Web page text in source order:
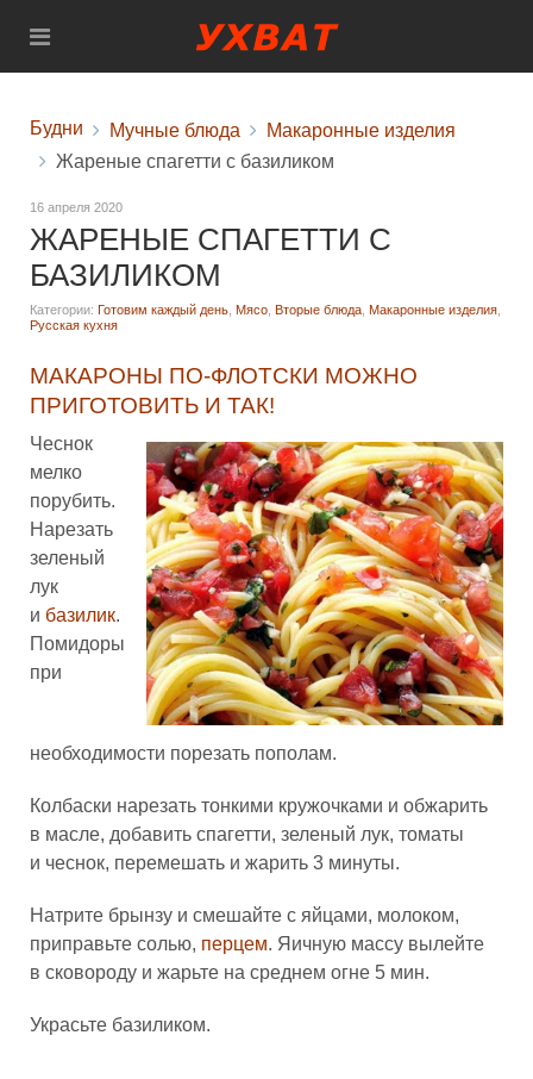
Будни Мучные блюда
Макаронные изделия
Жареные спагетти с базиликом
16 апреля 2020
ЖАРЕНЫЕ СПАГЕТТИ С
БАЗИЛИКОМ
Категории: Готовим каждый день Мясо Вторые блюда Макаронные изделия
Русская кухня
МАКАРОНЫ ПО-ФЛОТСКИ МОЖНО
ПРИГОТОВИТЬ И ТАК!
Чеснок
мелко
порубить.
Нарезать
зеленый
лук
и базилик.
Помидоры
при
необходимости порезать пополам.
Колбаски нарезать тонкими кружочками и обжарить
в масле, добавить спагетти, зеленый лук, томаты
и чеснок, перемешать и жарить 3 минуты.
Натрите брынзу и смешайте с яйцами, молоком,
приправьте солью, перцем. Яичную массу вылейте
в сковороду и жарьте на среднем огне 5 мин.
Украсьте базиликом.